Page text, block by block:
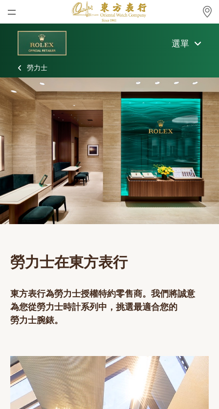
首頁
最新消息
腕表資訊
公司動態
勞力士
勞力士中古錶認證
帝舵表
品牌
店鋪位置
網上商店
香港特別行政區
聯絡我們
會員
註冊
會員尊享
選單
勞力士
勞力士在東方表行
東方表行為勞力士授權特約零售商。我們將誠意
為您從勞力士時計系列中，挑選最適合您的
勞力士腕錶。